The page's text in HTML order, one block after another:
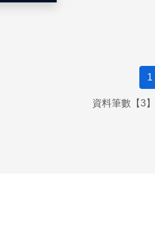
1
資料筆數【3